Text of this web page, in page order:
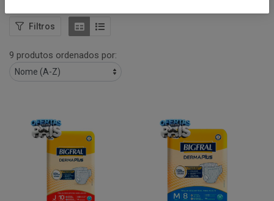
Filtros
9 produtos ordenados por: